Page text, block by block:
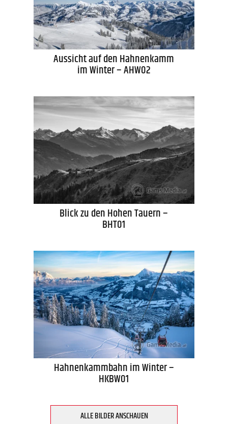
Aussicht auf den Hahnenkamm
im Winter – AHW02
Blick zu den Hohen Tauern –
BHT01
Hahnenkammbahn im Winter –
HKBW01
ALLE BILDER ANSCHAUEN